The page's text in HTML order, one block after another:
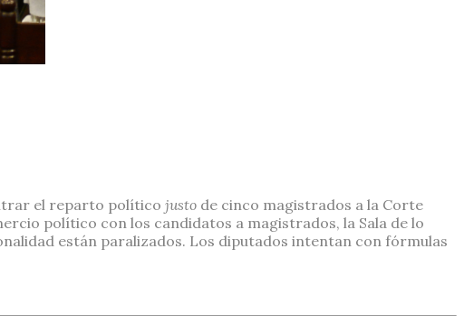
el reparto político justo de cinco magistrados a la Corte
político con los candidatos a magistrados, la Sala de lo
están paralizados. Los diputados intentan con fórmulas